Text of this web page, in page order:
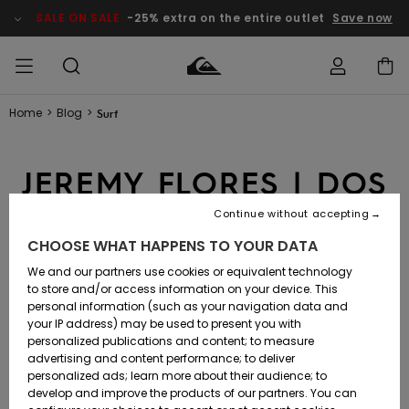
SALE ON SALE -25% extra on the entire outlet Save now
Lisätarvikkeet
Kengät ja
sandaalit
Surffaus /
Vesi
LAPSET
Lisätarvikkeet
Kengät ja
sandaalit
Surffaus /
Vesi
Uutuudet
Suosikit
Snow
SURF
Highlights
Yhteisö
SNOW
Lasten
Talvivarusteet
Naisten
Talvivarusteet
Highlights
SALE ON
SALE
Outlet
Women
Shipping
Payment
Gift Card
Quiksilver
Freedom
Home > Blog > Surf
JEREMY FLORES | DOS
AU MUR
SURF - 28.5.2025
CHOOSE WHAT HAPPENS TO YOUR DATA
We and our partners use cookies or equivalent technology
to store and/or access information on your device. This
personal information (such as your navigation data and
your IP address) may be used to present you with
personalized publications and content; to measure
advertising and content performance; to deliver
personalized ads; learn more about their audience; to
develop and improve the products of our partners. You can
Continue without accepting